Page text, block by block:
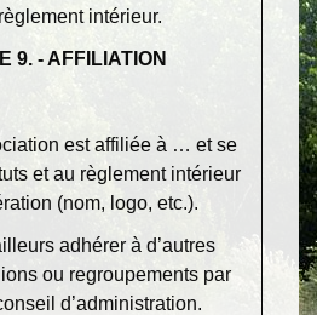
intérieur.
9. - AFFILIATION
est affiliée à … et se
et au règlement intérieur
(nom, logo, etc.).
adhérer à d’autres
ou regroupements par
d’administration.